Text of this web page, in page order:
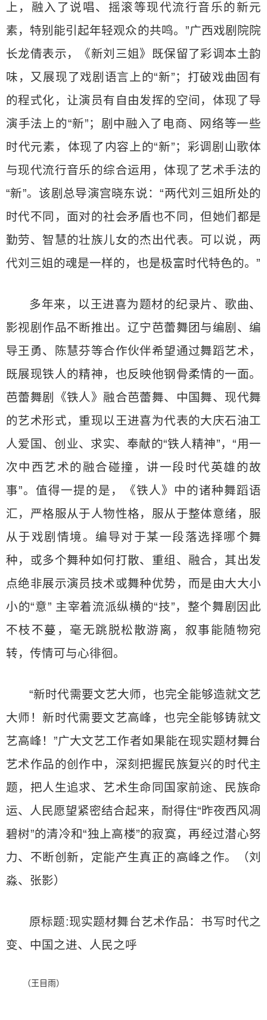
上，融入了说唱、摇滚等现代流行音乐的新元
素，特别能引起年轻观众的共鸣。”广西戏剧院院
长龙倩表示，《新刘三姐》既保留了彩调本土韵
味，又展现了戏剧语言上的“新”；打破戏曲固有
的程式化，让演员有自由发挥的空间，体现了导
演手法上的“新”；剧中融入了电商、网络等一些
时代元素，体现了内容上的“新”；彩调剧山歌体
与现代流行音乐的综合运用，体现了艺术手法的
“新”。该剧总导演宫晓东说：“两代刘三姐所处的
时代不同，面对的社会矛盾也不同，但她们都是
勤劳、智慧的壮族儿女的杰出代表。可以说，两
代刘三姐的魂是一样的，也是极富时代特色的。”
多年来，以王进喜为题材的纪录片、歌曲、
影视剧作品不断推出。辽宁芭蕾舞团与编剧、编
导王勇、陈慧芬等合作伙伴希望通过舞蹈艺术，
既展现铁人的精神，也反映他钢骨柔情的一面。
芭蕾舞剧《铁人》融合芭蕾舞、中国舞、现代舞
的艺术形式，重现以王进喜为代表的大庆石油工
人爱国、创业、求实、奉献的“铁人精神”，“用一
次中西艺术的融合碰撞，讲一段时代英雄的故
事”。值得一提的是，《铁人》中的诸种舞蹈语
汇，严格服从于人物性格，服从于整体意绪，服
从于戏剧情境。编导对于某一段落选择哪个舞
种，或多个舞种如何打散、重组、融合，其出发
点绝非展示演员技术或舞种优势，而是由大大小
小的“意” 主宰着流派纵横的“技”，整个舞剧因此
不枝不蔓，毫无跳脱松散游离，叙事能随物宛
转，传情可与心徘徊。
“新时代需要文艺大师，也完全能够造就文艺
大师！新时代需要文艺高峰，也完全能够铸就文
艺高峰！”广大文艺工作者如果能在现实题材舞台
艺术作品的创作中，深刻把握民族复兴的时代主
题，把人生追求、艺术生命同国家前途、民族命
运、人民愿望紧密结合起来，耐得住“昨夜西风凋
碧树”的清冷和“独上高楼”的寂寞，再经过潜心努
力、不断创新，定能产生真正的高峰之作。（刘
淼、张影）
原标题:现实题材舞台艺术作品：书写时代之
变、中国之进、人民之呼
（王目雨）